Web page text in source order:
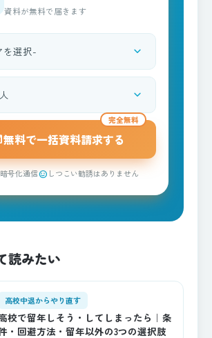
資料が無料で届きます
を選択 expand_more
される方 expand_more
完全無料
無料で一括資料請求する
号化通信sentiment_satisfied しつこい勧誘はありません
読みたい
高校中退からやり直す
校で留年しそう・してしまったら｜条
・回避方法・留年以外の3つの選択肢